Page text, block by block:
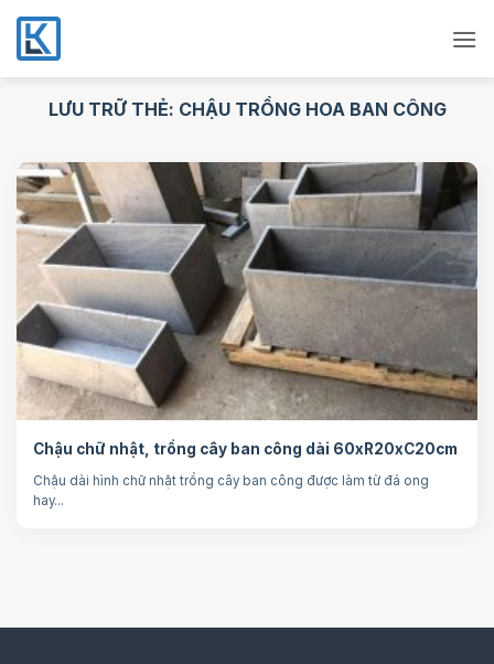
Bỏ
qua
nội
LƯU TRỮ THẺ: CHẬU TRỒNG HOA BAN CÔNG
Chậu chữ nhật, trồng cây ban công dài 60xR20xC20cm
Chậu dài hình chữ nhật trồng cây ban công được làm từ đá ong
hay...